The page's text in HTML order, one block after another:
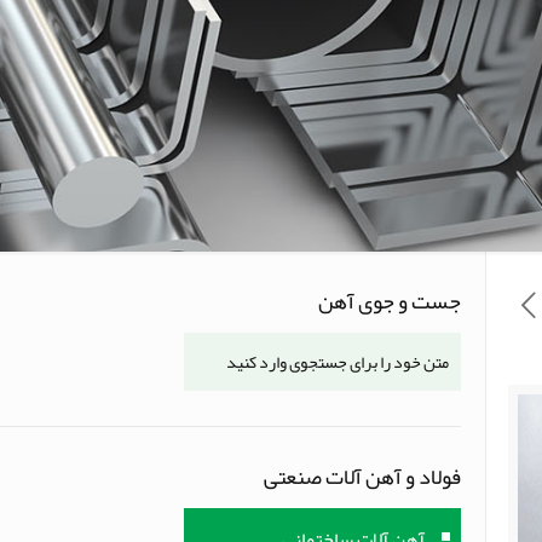
جست و جوی آهن
فولاد و آهن آلات صنعتی